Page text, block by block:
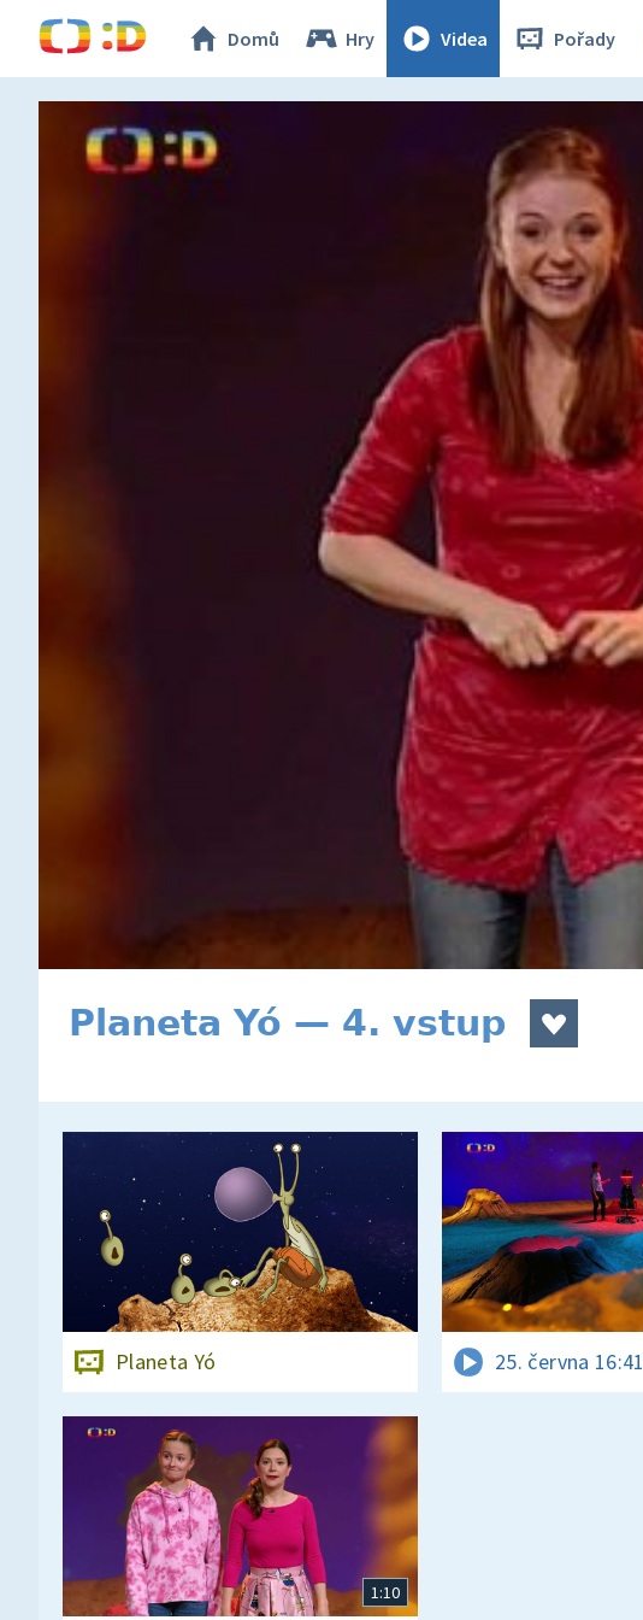
Domů Hry Videa Pořady
Planeta Yó — 4. vstup
Planeta Yó 25. června 16:41
1:10